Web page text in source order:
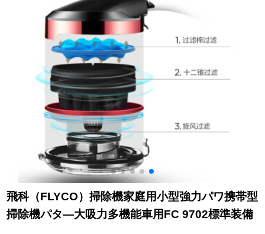
飛科（FLYCO）掃除機家庭用小型強力パワ携帯型
掃除機パタ―大吸力多機能車用FC 9702標準装備